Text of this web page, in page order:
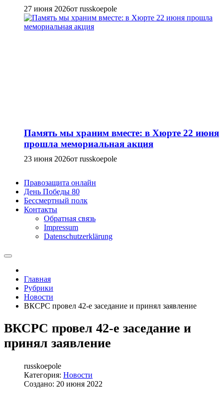
27 июня 2026от russkoepole
Память мы храним вместе: в Хюрте 22 июня
прошла мемориальная акция
23 июня 2026от russkoepole
Правозащита онлайн
День Победы 80
Бессмертный полк
Контакты
Обратная связь
Impressum
Datenschutzerklärung
Главная
Рубрики
Новости
ВКСРС провел 42-е заседание и принял заявление
ВКСРС провел 42-е заседание и
принял заявление
russkoepole
Категория: Новости
Создано: 20 июня 2022